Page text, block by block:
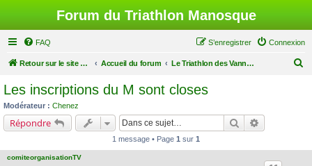
Forum du Triathlon Manosque
FAQ Connexion
S’enregistrer
Retour sur le site du Triathlon Accueil du forum Le Triathlon des Vannades
Les inscriptions du M sont closes
Modérateur : Chenez
Répondre Rechercher
1 message • Page 1 sur 1
comiteorganisationTV